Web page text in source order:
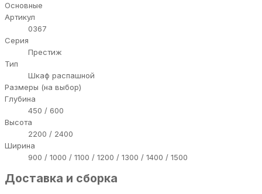
Основные
Артикул
0367
Серия
Престиж
Тип
Шкаф распашной
Размеры (на выбор)
Глубина
450 / 600
Высота
2200 / 2400
Ширина
900 / 1000 / 1100 / 1200 / 1300 / 1400 / 1500
Доставка и сборка